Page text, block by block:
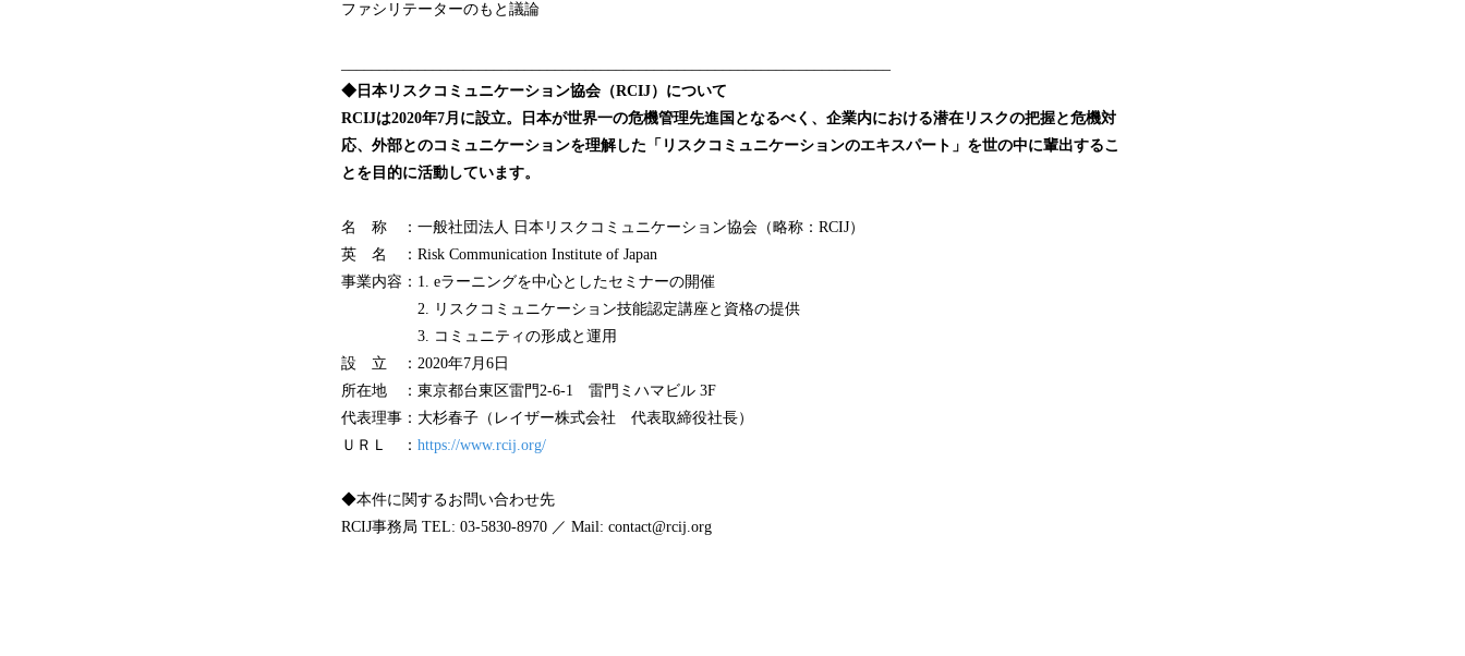
ファシリテーターのもと議論
◆日本リスクコミュニケーション協会（RCIJ）について
RCIJは2020年7月に設立。日本が世界一の危機管理先進国となるべく、企業内における潜在リスクの把握と危機対
応、外部とのコミュニケーションを理解した「リスクコミュニケーションのエキスパート」を世の中に輩出するこ
とを目的に活動しています。
名 称 ：一般社団法人 日本リスクコミュニケーション協会（略称：RCIJ）
英 名 ：Risk Communication Institute of Japan
事業内容：1. eラーニングを中心としたセミナーの開催
2. リスクコミュニケーション技能認定講座と資格の提供
3. コミュニティの形成と運用
設 立 ：2020年7月6日
所在地 ：東京都台東区雷門2-6-1 雷門ミハマビル 3F
代表理事：大杉春子（レイザー株式会社 代表取締役社長）
ＵＲＬ ： https://www.rcij.org/
◆本件に関するお問い合わせ先
RCIJ事務局 TEL: 03-5830-8970 ／ Mail: contact@rcij.org